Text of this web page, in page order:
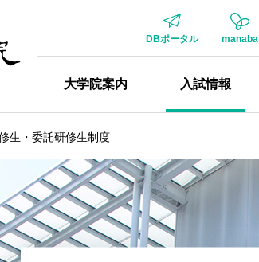
DBポータル manaba
大学院案内 入試情報
生・委託研修生制度